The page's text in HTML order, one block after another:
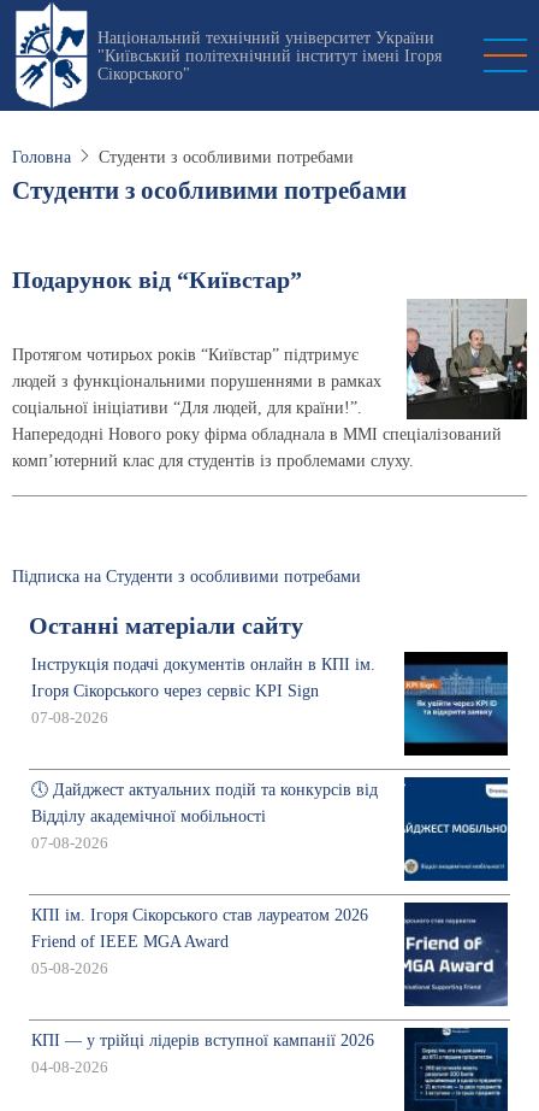
Перейти
основного
вмісту
Національний технічний університет України
"Київський політехнічний інститут імені Ігоря
Сікорського"
Головна Студенти з особливими потребами
Студенти з особливими потребами
Подарунок від “Київстар”
Протягом чотирьох років “Київстар” підтримує
людей з функціональними порушеннями в рамках
соціальної ініціативи “Для людей, для країни!”.
Напередодні Нового року фірма обладнала в ММІ спеціалізований
комп’ютерний клас для студентів із проблемами слуху.
Підписка на Студенти з особливими потребами
Останні матеріали сайту
Інструкція подачі документів онлайн в КПІ ім.
Ігоря Сікорського через сервіс KPI Sign
07-08-2026
🕔 Дайджест актуальних подій та конкурсів від
Відділу академічної мобільності
07-08-2026
КПІ ім. Ігоря Сікорського став лауреатом 2026
Friend of IEEE MGA Award
05-08-2026
КПІ — у трійці лідерів вступної кампанії 2026
04-08-2026